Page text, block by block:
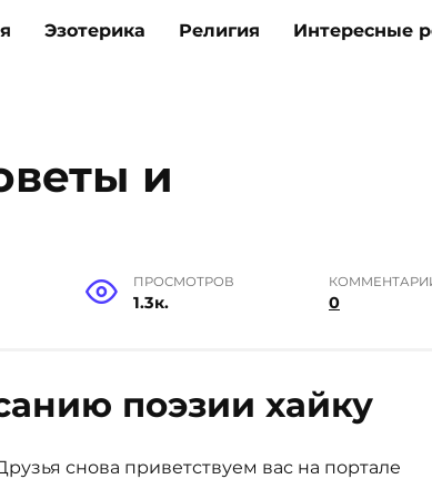
Эзотерика Религия Интересные
и
ПРОСМОТРОВ
1.3к. 0
поэзии хайку
снова приветствуем вас на портале